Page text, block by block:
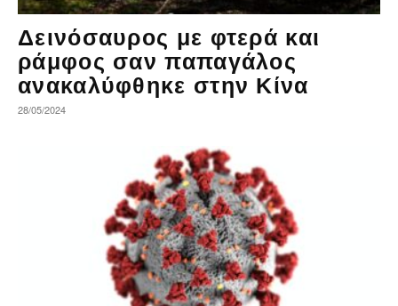
Δεινόσαυρος με φτερά και
ράμφος σαν παπαγάλος
ανακαλύφθηκε στην Κίνα
28/05/2024